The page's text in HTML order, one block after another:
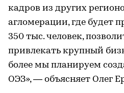
кадров из других
агломерации, где будет
350 тыс. человек,
привлекать крупный
более мы планируем
ОЭЗ», — объясняет Олег